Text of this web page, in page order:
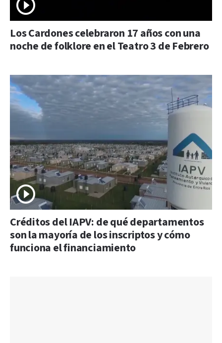
Los Cardones celebraron 17 años con una
noche de folklore en el Teatro 3 de Febrero
Créditos del IAPV: de qué departamentos
son la mayoría de los inscriptos y cómo
funciona el financiamiento